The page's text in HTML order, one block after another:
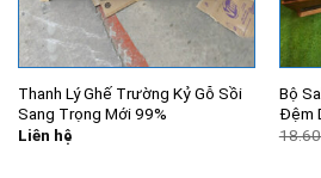
Thanh Lý Ghế Trường Kỷ Gỗ Sồi
Sang Trọng Mới 99%
Liên hệ
Bộ
Đệm